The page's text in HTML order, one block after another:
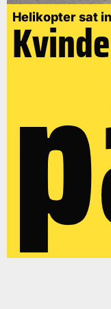
Helikopter sat